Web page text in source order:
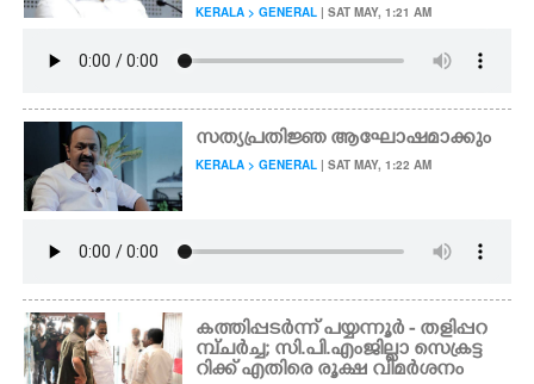
KERALA > GENERAL | SAT MAY, 1:21 AM
സത്യപ്രതിജ്ഞ ആഘോഷമാക്കും
KERALA > GENERAL | SAT MAY, 1:22 AM
കത്തിപ്പടർന്ന് പയ്യന്നൂർ - തളിപ്പറ
മ്പ് ചർച്ച; സി.പി.എംജില്ലാ സെക്രട്ട
റിക്ക് എതിരെ രൂക്ഷ വിമർശനം